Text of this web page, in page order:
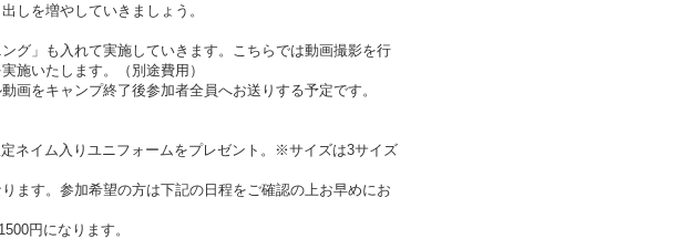
しを増やしていきましょう。
グ」も入れて実施していきます。こちらでは動画撮影を行
施いたします。（別途費用）
画をキャンプ終了後参加者全員へお送りする予定です。
ネイム入りユニフォームをプレゼント。※サイズは3サイズ
ます。参加希望の方は下記の日程をご確認の上お早めにお
円になります。